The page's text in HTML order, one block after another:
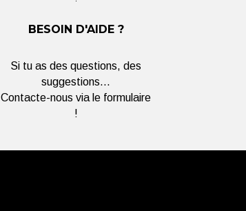
BESOIN D'AIDE ?
Si tu as des questions, des
suggestions...
Contacte-nous via le formulaire
!